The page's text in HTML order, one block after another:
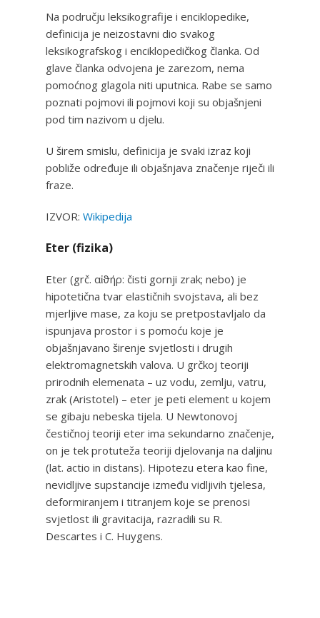
Na području leksikografije i enciklopedike,
definicija je neizostavni dio svakog
leksikografskog i enciklopedičkog članka. Od
glave članka odvojena je zarezom, nema
pomoćnog glagola niti uputnica. Rabe se samo
poznati pojmovi ili pojmovi koji su objašnjeni
pod tim nazivom u djelu.
U širem smislu, definicija je svaki izraz koji
pobliže određuje ili objašnjava značenje riječi ili
fraze.
IZVOR: Wikipedija
Eter (fizika)
Eter (grč. αἰϑήρ: čisti gornji zrak; nebo) je
hipotetična tvar elastičnih svojstava, ali bez
mjerljive mase, za koju se pretpostavljalo da
ispunjava prostor i s pomoću koje je
objašnjavano širenje svjetlosti i drugih
elektromagnetskih valova. U grčkoj teoriji
prirodnih elemenata – uz vodu, zemlju, vatru,
zrak (Aristotel) – eter je peti element u kojem
se gibaju nebeska tijela. U Newtonovoj
čestičnoj teoriji eter ima sekundarno značenje,
on je tek protuteža teoriji djelovanja na daljinu
(lat. actio in distans). Hipotezu etera kao fine,
nevidljive supstancije između vidljivih tjelesa,
deformiranjem i titranjem koje se prenosi
svjetlost ili gravitacija, razradili su R.
Descartes i C. Huygens.